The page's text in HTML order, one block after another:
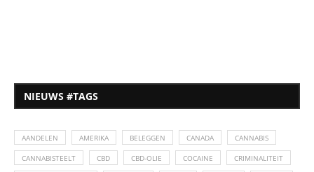
NIEUWS #TAGS
AANDELEN AMERIKA BELEGGEN CANADA CANNABIS
CANNABISTEELT CBD CBD-OLIE COCAINE CRIMINALITEIT